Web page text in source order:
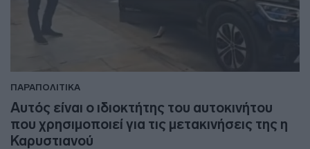
ΠΑΡΑΠΟΛΙΤΙΚΑ
Αυτός είναι ο ιδιοκτήτης του αυτοκινήτου
που χρησιμοποιεί για τις μετακινήσεις της η
Καρυστιανού